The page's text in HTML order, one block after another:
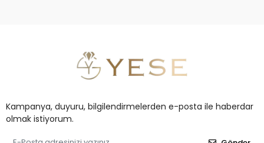
Kampanya, duyuru, bilgilendirmelerden e-posta ile haberdar
olmak istiyorum.